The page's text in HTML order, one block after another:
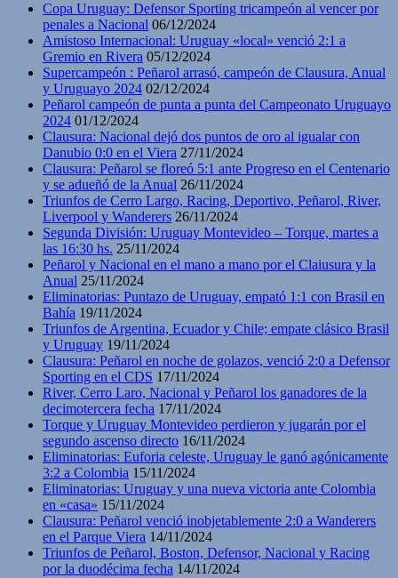
Copa Uruguay: Defensor Sporting tricampeón al vencer por
penales a Nacional 06/12/2024
Amistoso Internacional: Uruguay «local» venció 2:1 a
Gremio en Rivera 05/12/2024
Supercampeón : Peñarol arrasó, campeón de Clausura, Anual
y Uruguayo 2024 02/12/2024
Peñarol campeón de punta a punta del Campeonato Uruguayo
2024 01/12/2024
Clausura: Nacional dejó dos puntos de oro al igualar con
Danubio 0:0 en el Viera 27/11/2024
Clausura: Peñarol se floreó 5:1 ante Progreso en el Centenario
y se adueñó de la Anual 26/11/2024
Triunfos de Cerro Largo, Racing, Deportivo, Peñarol, River,
Liverpool y Wanderers 26/11/2024
Segunda División: Uruguay Montevideo – Torque, martes a
las 16:30 hs. 25/11/2024
Peñarol y Nacional en el mano a mano por el Claiusura y la
Anual 25/11/2024
Eliminatorias: Puntazo de Uruguay, empató 1:1 con Brasil en
Bahía 19/11/2024
Triunfos de Argentina, Ecuador y Chile; empate clásico Brasil
y Uruguay 19/11/2024
Clausura: Peñarol en noche de golazos, venció 2:0 a Defensor
Sporting en el CDS 17/11/2024
River, Cerro Laro, Nacional y Peñarol los ganadores de la
decimotercera fecha 17/11/2024
Torque y Uruguay Montevideo perdieron y jugarán por el
segundo ascenso directo 16/11/2024
Eliminatorias: Euforia celeste, Uruguay le ganó agónicamente
3:2 a Colombia 15/11/2024
Eliminatorias: Uruguay y una nueva victoria ante Colombia
en «casa» 15/11/2024
Clausura: Peñarol venció inobjetablemente 2:0 a Wanderers
en el Parque Viera 14/11/2024
Triunfos de Peñarol, Boston, Defensor, Nacional y Racing
por la duodécima fecha 14/11/2024